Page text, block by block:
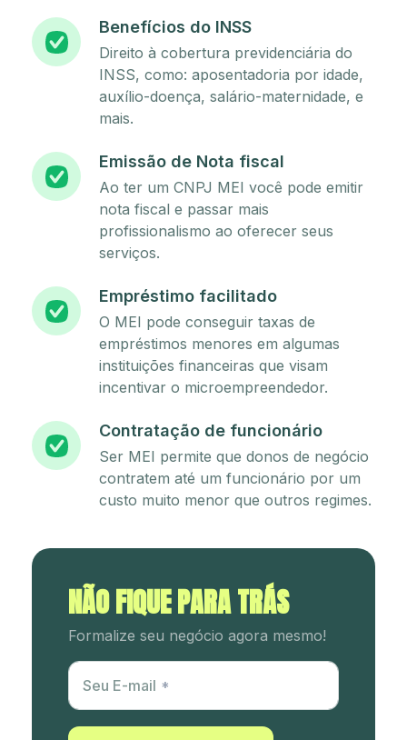
Benefícios do INSS
Direito à cobertura previdenciária do
INSS, como: aposentadoria por idade,
auxílio-doença, salário-maternidade, e
mais.
Emissão de Nota fiscal
Ao ter um CNPJ MEI você pode emitir
nota fiscal e passar mais
profissionalismo ao oferecer seus
serviços.
Empréstimo facilitado
O MEI pode conseguir taxas de
empréstimos menores em algumas
instituições financeiras que visam
incentivar o microempreendedor.
Contratação de funcionário
Ser MEI permite que donos de negócio
contratem até um funcionário por um
custo muito menor que outros regimes.
NÃO FIQUE PARA TRÁS
Formalize seu negócio agora mesmo!
Utm Content
Seu E-mail